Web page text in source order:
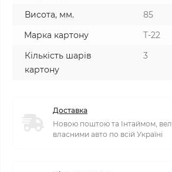
Висота, мм.
85
Марка картону
T-22
Кількість шарів
картону
3
Доставка
Новою поштою та Інтаймом,
власними авто по всій Україні